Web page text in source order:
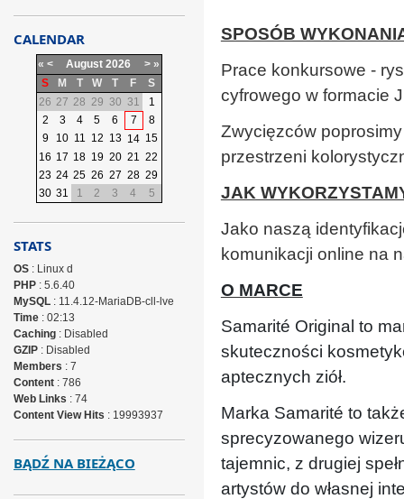
SPOSÓB
Prace konkursowe -
cyfrowego w formacie
Zwycięzców
przestrzeni
JAK
Jako naszą
komunikacji online na
O MARCE
Samarité Original to
skuteczności
aptecznych ziół.
Marka Samarité to
sprecyzowanego
tajemnic, z drugiej
artystów do własnej
CALENDAR
« < August 2026 > »
S
M T W T F
S
26 27 28 29 30 31
1
2
3 4 5 6 7
8
9
10 11 12 13 14 15
16 17 18 19 20 21 22
23 24 25 26 27 28 29
30 31 1 2 3 4 5
STATS
OS: Linux d
PHP: 5.6.40
MySQL: 11.4.12-MariaDB-cll-lve
Time: 02:13
Caching: Disabled
GZIP: Disabled
Members : 7
Content: 786
Web Links : 74
Content View Hits : 19993937
BĄDŹ NA BIEŻĄCO